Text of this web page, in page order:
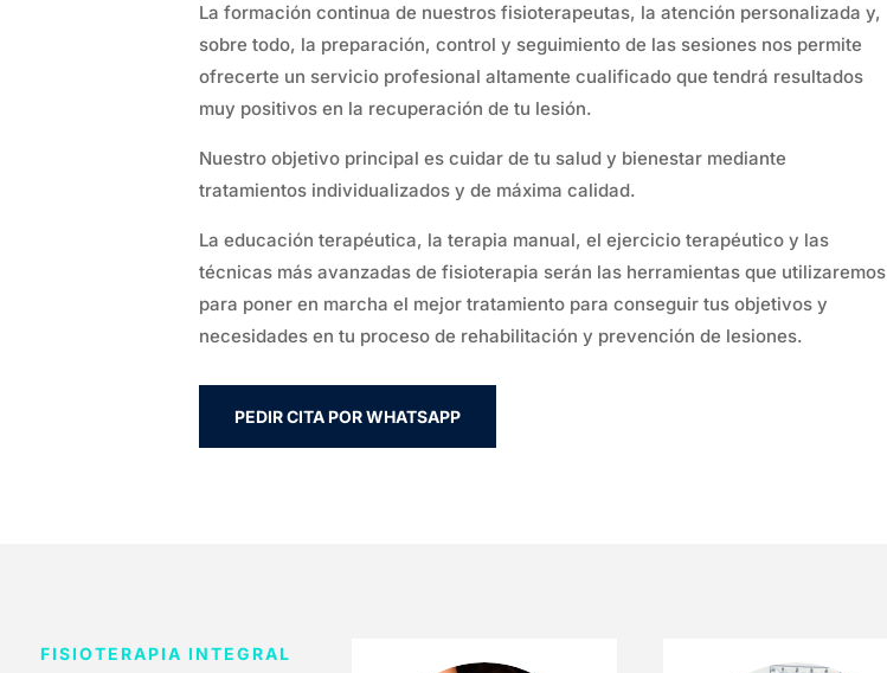
La formación continua de nuestros fisioterapeutas, la atención personalizada y,
sobre todo, la preparación, control y seguimiento de las sesiones nos permite
ofrecerte un servicio profesional altamente cualificado que tendrá resultados
muy positivos en la recuperación de tu lesión.
Nuestro objetivo principal es cuidar de tu salud y bienestar mediante
tratamientos individualizados y de máxima calidad.
La educación terapéutica, la terapia manual, el ejercicio terapéutico y las
técnicas más avanzadas de fisioterapia serán las herramientas que utilizaremos
para poner en marcha el mejor tratamiento para conseguir tus objetivos y
necesidades en tu proceso de rehabilitación y prevención de lesiones.
PEDIR CITA POR WHATSAPP
FISIOTERAPIA INTEGRAL